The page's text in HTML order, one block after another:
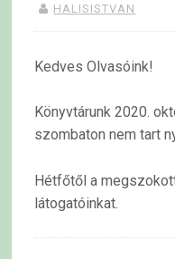
HALISISTVAN
Kedves Olvasóink!
Könyvtárunk 2020.
szombaton nem tart
Hétfőtől a
látogatóinkat.